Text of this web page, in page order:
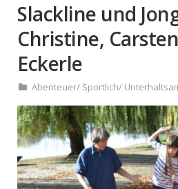
Slackline und
Christine,
Eckerle
Abenteuer/ Sportlich/